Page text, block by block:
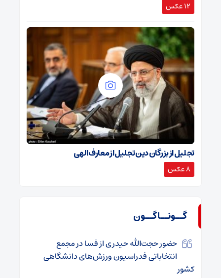
12 عکس
تجلیل از بزرگان دین تجلیل از معارف الهی
8 عکس
گــونــاگــون
حضور حجت‌الله حیدری از فسا در مجمع
انتخاباتی فدراسیون ورزش‌های دانشگاهی
کشور